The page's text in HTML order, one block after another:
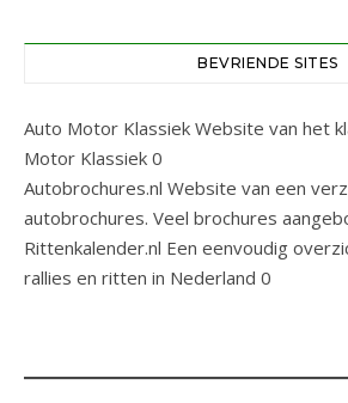
BEVRIENDE SITES
Auto Motor Klassiek Website van het
Motor Klassiek 0
Autobrochures.nl Website van een
autobrochures. Veel brochures
Rittenkalender.nl Een eenvoudig
rallies en ritten in Nederland 0